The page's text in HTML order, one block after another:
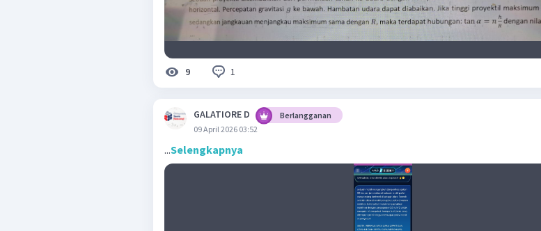
9 1
GALATIORE D
Berlangganan
09 April 2026 03:52
...Selengkapnya